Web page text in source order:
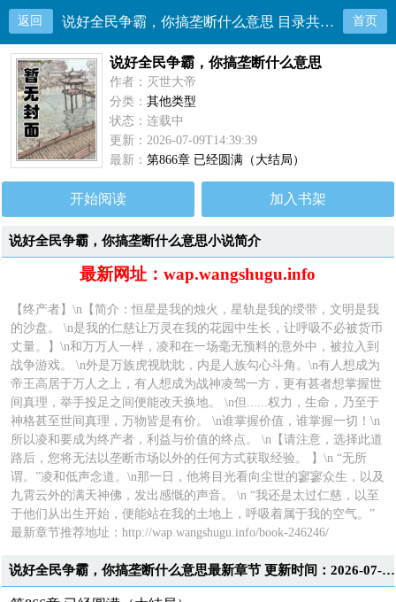
返回 说好全民争霸，你搞垄断什么意思 目录共866章 首页
说好全民争霸，你搞垄断什么意思
作者：灭世大帝
分类：其他类型
状态：连载中
更新：2026-07-09T14:39:39
最新：第866章 已经圆满（大结局）
开始阅读 加入书架
说好全民争霸，你搞垄断什么意思小说简介
最新网址：wap.wangshugu.info
【终产者】\n【简介：恒星是我的烛火，星轨是我的绶带，文明是我
的沙盘。 \n是我的仁慈让万灵在我的花园中生长，让呼吸不必被货币
丈量。】\n和万万人一样，凌和在一场毫无预料的意外中，被拉入到
战争游戏。 \n外是万族虎视眈眈，内是人族勾心斗角。\n有人想成为
帝王高居于万人之上，有人想成为战神凌驾一方，更有甚者想掌握世
间真理，举手投足之间便能改天换地。 \n但......权力，生命，乃至于
神格甚至世间真理，万物皆是有价。 \n谁掌握价值，谁掌握一切！\n
所以凌和要成为终产者，利益与价值的终点。 \n【请注意，选择此道
路后，您将无法以垄断市场以外的任何方式获取经验。 】\n “无所
谓。”凌和低声念道。\n那一日，他将目光看向尘世的寥寥众生，以及
九霄云外的满天神佛，发出感慨的声音。 \n “我还是太过仁慈，以至
于他们从出生开始，便能站在我的土地上，呼吸着属于我的空气。”
最新章节推荐地址：http://wap.wangshugu.info/book-246246/
说好全民争霸，你搞垄断什么意思最新章节 更新时间：2026-07-09T14:39:39